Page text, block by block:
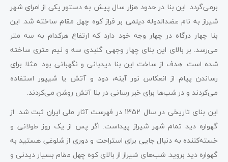
برمی‌گردد. این بنا در حدود هزار سال پیش به دستور یکی از امرای شهر
شیراز به نام عضدالدوله دیلمی بر فراز کوه چهل مقام ساخته شد. این
بنا چهار درگاه در چهار وجه خود دارد که ارتفاع هرکدام به سه متر
می‌رسد. بر بالای این بنای چهار وجهی گنبدی سه و نیم متری ساخته
شده است. هدف از ساخت این بنا دیدبانی و نگهبانی بود. مثلا برای
رساندن پیام از انعکاس نور آینه، دود و آتش یا شیپور استفاده
می‌کردند و در شب‌ها برای خبر رسانی در بنا آتش روشن می‌کردند.
این بنای تاریخی در سال 1352 در فهرست آثار ملی ایران ثبت شد. از
گهواره دید تمام شهر شیراز پیداست. اگر پس از یک روز طولانی و
خسته‌کننده به دنبال جایی برای استراحت و دوری از شلوغی هستید به
گهواره دید بروید. شب‌های شیراز از بالای کوه چهل مقام بسیار دیدنی و